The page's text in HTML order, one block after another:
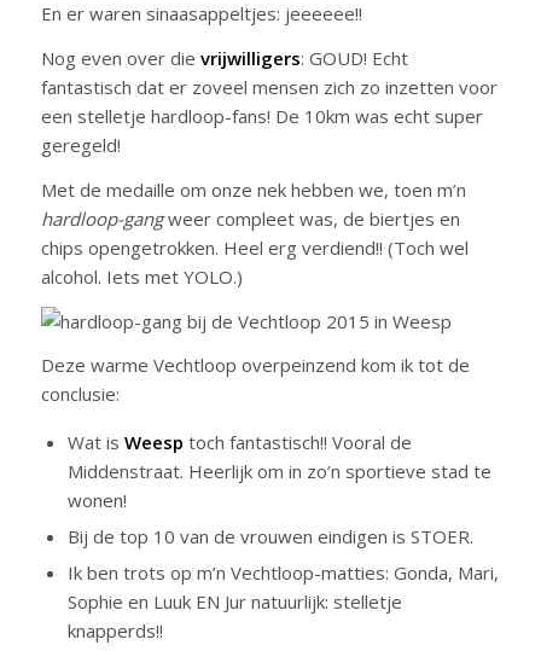
En er waren sinaasappeltjes: jeeeeee!!
Nog even over die vrijwilligers: GOUD! Echt
fantastisch dat er zoveel mensen zich zo inzetten voor
een stelletje hardloop-fans! De 10km was echt super
geregeld!
Met de medaille om onze nek hebben we, toen m’n
hardloop-gangweer compleet was, de biertjes en
chips opengetrokken. Heel erg verdiend!! (Toch wel
alcohol. Iets met YOLO.)
Deze warme Vechtloop overpeinzend kom ik tot de
conclusie:
Wat is Weesp toch fantastisch!! Vooral de
Middenstraat. Heerlijk om in zo’n sportieve stad te
wonen!
Bij de top 10 van de vrouwen eindigen is STOER.
Ik ben trots op m’n Vechtloop-matties: Gonda, Mari,
Sophie en Luuk EN Jur natuurlijk: stelletje
knapperds!!